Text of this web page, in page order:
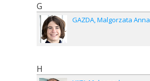
G
GAZDA Malgorzata Anna
H